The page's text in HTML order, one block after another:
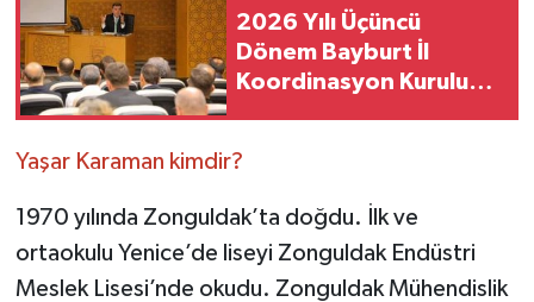
2026 Yılı Üçüncü
Dönem Bayburt İl
Koordinasyon Kurulu
Yaşar Karaman kimdir?
1970 yılında Zonguldak’ta doğdu. İlk ve
ortaokulu Yenice’de liseyi Zonguldak Endüstri
Meslek Lisesi’nde okudu. Zonguldak Mühendislik